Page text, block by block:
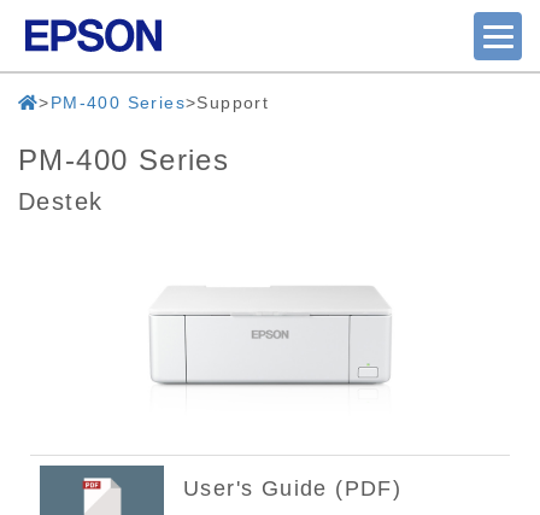
PM-400 Series Support
PM-400 Series
Destek